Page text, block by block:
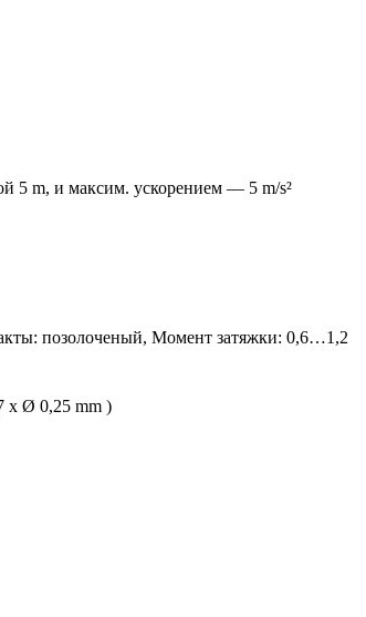
5 m, и максим. ускорением — 5 m/s²
позолоченый, Момент затяжки: 0,6…1,2
x Ø 0,25 mm )